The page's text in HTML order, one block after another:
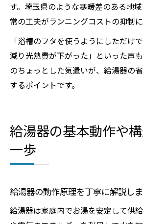
す。埼玉県のような寒暖差のある地
常の工夫がランニングコストの抑制に
「浴槽のフタを使うようにしただけ
減り光熱費が下がった」といった声
のちょっとした気遣いが、給湯器の
するポイントです。
給湯器の基本動作や
一歩
給湯器の動作原理を丁寧に解説し
給湯器は家庭内でお湯を安定して供